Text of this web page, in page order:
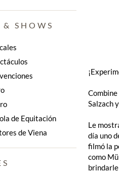
Salzach
Le
día uno
filmó la
como
SHOWS
de Equitación
de Viena